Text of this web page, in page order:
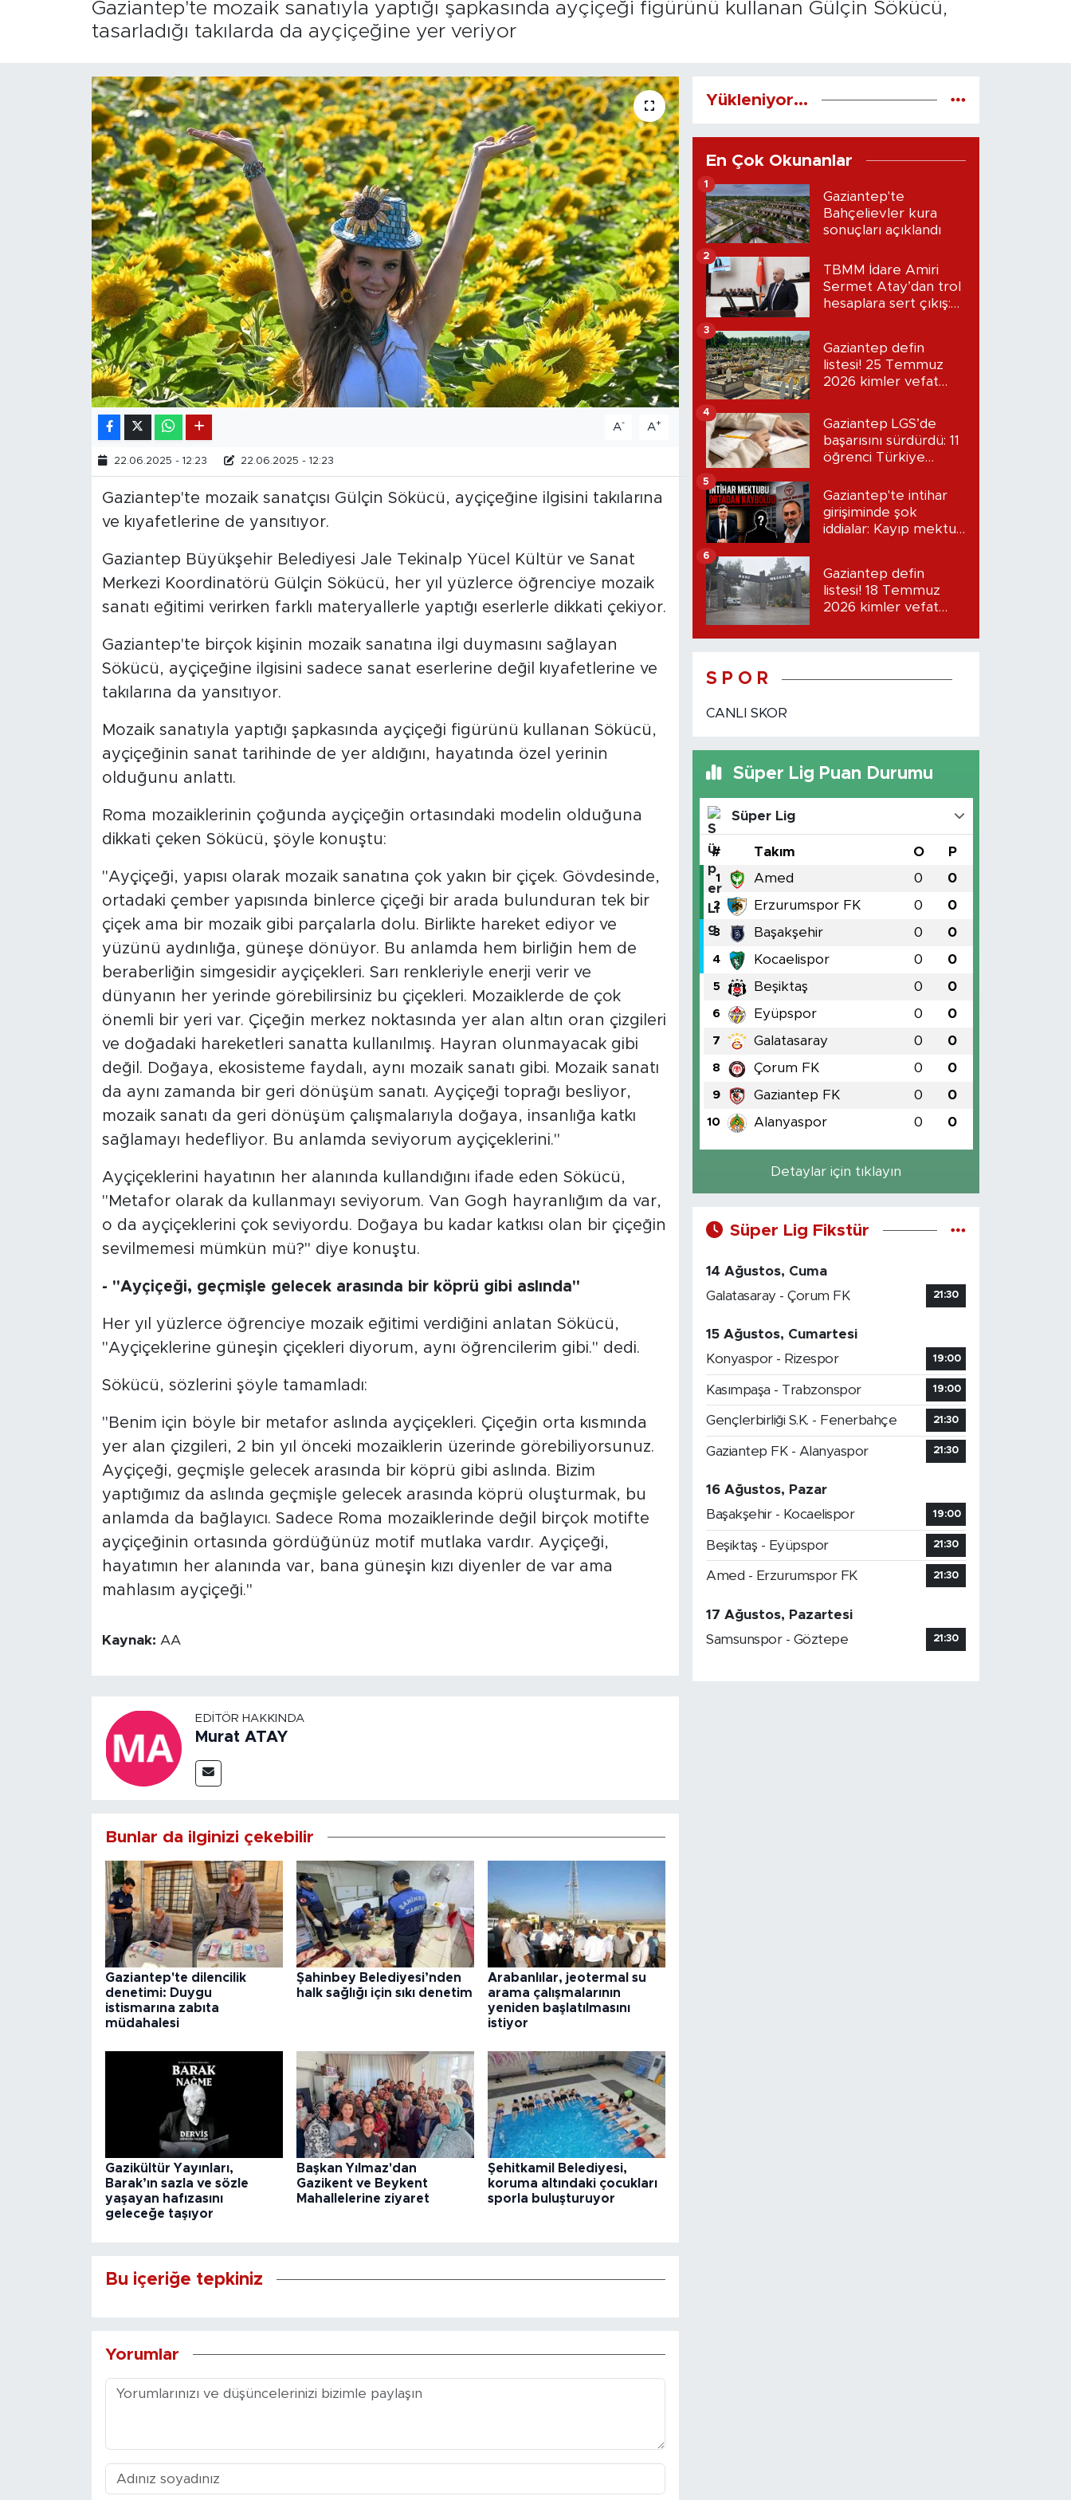
Gaziantep'te mozaik sanatıyla yaptığı şapkasında ayçiçeği figürünü kullanan Gülçin Sökücü,
tasarladığı takılarda da ayçiçeğine yer veriyor
A- A+
22.06.2025 - 12:23 22.06.2025 - 12:23
Gaziantep'te mozaik sanatçısı Gülçin Sökücü, ayçiçeğine ilgisini takılarına
ve kıyafetlerine de yansıtıyor.
Gaziantep Büyükşehir Belediyesi Jale Tekinalp Yücel Kültür ve Sanat
Merkezi Koordinatörü Gülçin Sökücü, her yıl yüzlerce öğrenciye mozaik
sanatı eğitimi verirken farklı materyallerle yaptığı eserlerle dikkati çekiyor.
Gaziantep'te birçok kişinin mozaik sanatına ilgi duymasını sağlayan
Sökücü, ayçiçeğine ilgisini sadece sanat eserlerine değil kıyafetlerine ve
takılarına da yansıtıyor.
Mozaik sanatıyla yaptığı şapkasında ayçiçeği figürünü kullanan Sökücü,
ayçiçeğinin sanat tarihinde de yer aldığını, hayatında özel yerinin
olduğunu anlattı.
Roma mozaiklerinin çoğunda ayçiçeğin ortasındaki modelin olduğuna
dikkati çeken Sökücü, şöyle konuştu:
"Ayçiçeği, yapısı olarak mozaik sanatına çok yakın bir çiçek. Gövdesinde,
ortadaki çember yapısında binlerce çiçeği bir arada bulunduran tek bir
çiçek ama bir mozaik gibi parçalarla dolu. Birlikte hareket ediyor ve
yüzünü aydınlığa, güneşe dönüyor. Bu anlamda hem birliğin hem de
beraberliğin simgesidir ayçiçekleri. Sarı renkleriyle enerji verir ve
dünyanın her yerinde görebilirsiniz bu çiçekleri. Mozaiklerde de çok
önemli bir yeri var. Çiçeğin merkez noktasında yer alan altın oran çizgileri
ve doğadaki hareketleri sanatta kullanılmış. Hayran olunmayacak gibi
değil. Doğaya, ekosisteme faydalı, aynı mozaik sanatı gibi. Mozaik sanatı
da aynı zamanda bir geri dönüşüm sanatı. Ayçiçeği toprağı besliyor,
mozaik sanatı da geri dönüşüm çalışmalarıyla doğaya, insanlığa katkı
sağlamayı hedefliyor. Bu anlamda seviyorum ayçiçeklerini."
Ayçiçeklerini hayatının her alanında kullandığını ifade eden Sökücü,
"Metafor olarak da kullanmayı seviyorum. Van Gogh hayranlığım da var,
o da ayçiçeklerini çok seviyordu. Doğaya bu kadar katkısı olan bir çiçeğin
sevilmemesi mümkün mü?" diye konuştu.
- "Ayçiçeği, geçmişle gelecek arasında bir köprü gibi aslında"
Her yıl yüzlerce öğrenciye mozaik eğitimi verdiğini anlatan Sökücü,
"Ayçiçeklerine güneşin çiçekleri diyorum, aynı öğrencilerim gibi." dedi.
Sökücü, sözlerini şöyle tamamladı:
"Benim için böyle bir metafor aslında ayçiçekleri. Çiçeğin orta kısmında
yer alan çizgileri, 2 bin yıl önceki mozaiklerin üzerinde görebiliyorsunuz.
Ayçiçeği, geçmişle gelecek arasında bir köprü gibi aslında. Bizim
yaptığımız da aslında geçmişle gelecek arasında köprü oluşturmak, bu
anlamda da bağlayıcı. Sadece Roma mozaiklerinde değil birçok motifte
ayçiçeğinin ortasında gördüğünüz motif mutlaka vardır. Ayçiçeği,
hayatımın her alanında var, bana güneşin kızı diyenler de var ama
mahlasım ayçiçeği."
Kaynak: AA
EDITÖR HAKKINDA
Murat ATAY
Bunlar da ilginizi çekebilir
Gaziantep'te dilencilik
denetimi: Duygu
istismarına zabıta
müdahalesi
Şahinbey Belediyesi’nden
halk sağlığı için sıkı denetim
Arabanlılar, jeotermal su
arama çalışmalarının
yeniden başlatılmasını
istiyor
Gazikültür Yayınları,
Barak’ın sazla ve sözle
yaşayan hafızasını
geleceğe taşıyor
Başkan Yılmaz'dan
Gazikent ve Beykent
Mahallelerine ziyaret
Şehitkamil Belediyesi,
koruma altındaki çocukları
sporla buluşturuyor
Bu içeriğe tepkiniz
Yorumlar
Yükleniyor...
En Çok Okunanlar
Gaziantep'te
Bahçelievler kura
sonuçları açıklandı
1
TBMM İdare Amiri
Sermet Atay’dan trol
hesaplara sert çıkış:
2
Gaziantep defin
listesi! 25 Temmuz
2026 kimler vefat
3
Gaziantep LGS’de
başarısını sürdürdü: 11
öğrenci Türkiye
4
Gaziantep'te intihar
girişiminde şok
iddialar: Kayıp mektup
5
Gaziantep defin
listesi! 18 Temmuz
2026 kimler vefat
6
S P O R
CANLI SKOR
Süper Lig Puan Durumu
Süper Lig
# Takım O P
1 Amed 0 0
2 Erzurumspor FK 0 0
3 Başakşehir 0 0
4 Kocaelispor 0 0
5 Beşiktaş 0 0
6 Eyüpspor 0 0
7 Galatasaray 0 0
8 Çorum FK 0 0
9 Gaziantep FK 0 0
10 Alanyaspor 0 0
Detaylar için tıklayın
Süper Lig Fikstür
14 Ağustos, Cuma
Galatasaray - Çorum FK
21:30
15 Ağustos, Cumartesi
Konyaspor - Rizespor
19:00
Kasımpaşa - Trabzonspor 19:00
Gençlerbirliği S.K. - Fenerbahçe 21:30
Gaziantep FK - Alanyaspor 21:30
16 Ağustos, Pazar
Başakşehir - Kocaelispor
19:00
Beşiktaş - Eyüpspor 21:30
Amed - Erzurumspor FK 21:30
17 Ağustos, Pazartesi
Samsunspor - Göztepe
21:30